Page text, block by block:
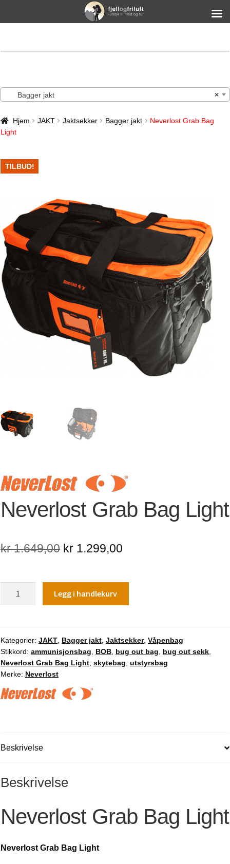
×
Bagger jakt
Hjem JAKT Jaktsekker Bagger jakt
Neverlost Grab Bag
Light
TILBUD!
Neverlost Grab Bag Light
kr1.649,00 Opprinnelig
var:
kr 1.649,00.
kr 1.299,00
er:
kr 1.299,00.
antall
Legg i handlekurv
Kategorier: JAKT Bagger jakt Jaktsekker, Våpenbag
Stikkord: ammunisjonsbag BOB bug out bag bug out sekk
Neverlost Grab Bag Light skytebag utstyrsbag
Merke: Neverlost
Beskrivelse
Beskrivelse
Neverlost Grab Bag Light
Neverlost Grab Bag Light